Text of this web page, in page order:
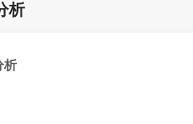
析
析